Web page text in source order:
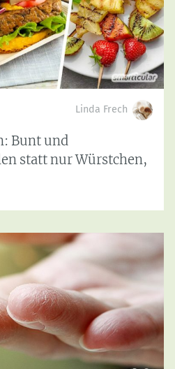
Linda Frech
Bunt und
statt nur Würstchen,